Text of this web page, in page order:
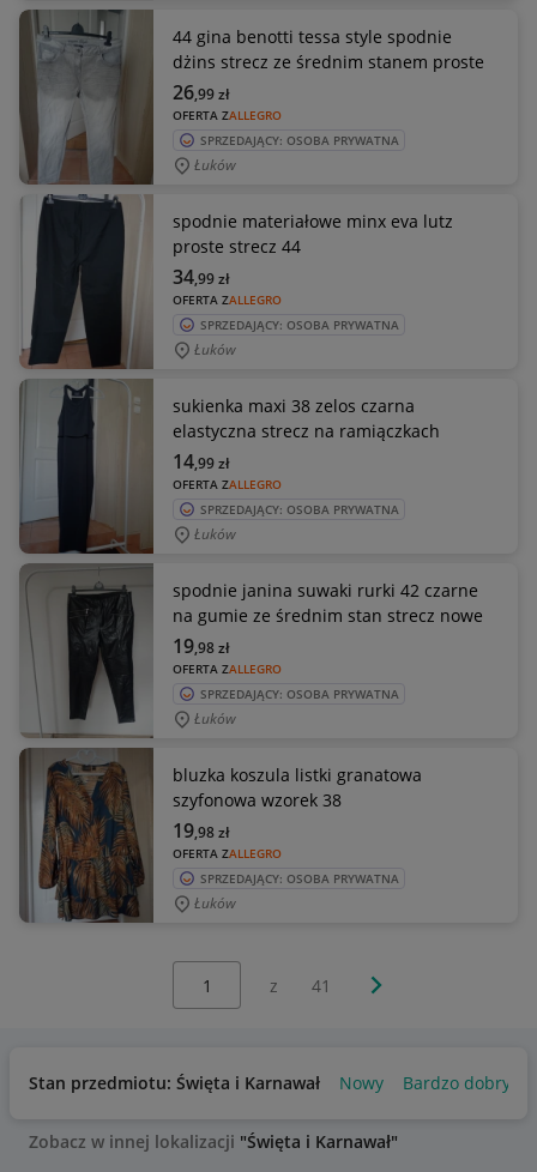
44 gina benotti tessa style spodnie
dżins strecz ze średnim stanem proste
OFERTA ZALLEGRO
26,99zł
SPRZEDAJĄCY: OSOBA PRYWATNA
Łuków
spodnie materiałowe minx eva lutz
proste strecz 44
OFERTA ZALLEGRO
34,99zł
SPRZEDAJĄCY: OSOBA PRYWATNA
Łuków
sukienka maxi 38 zelos czarna
elastyczna strecz na ramiączkach
OFERTA ZALLEGRO
14,99zł
SPRZEDAJĄCY: OSOBA PRYWATNA
Łuków
spodnie janina suwaki rurki 42 czarne
na gumie ze średnim stan strecz nowe
OFERTA ZALLEGRO
19,98zł
SPRZEDAJĄCY: OSOBA PRYWATNA
Łuków
bluzka koszula listki granatowa
szyfonowa wzorek 38
OFERTA ZALLEGRO
19,98zł
SPRZEDAJĄCY: OSOBA PRYWATNA
Łuków
z 41 Następna strona
Stan przedmiotu: Święta i Karnawał Nowy Bardzo dobry
Zobacz w innej lokalizacji "Święta i Karnawał"